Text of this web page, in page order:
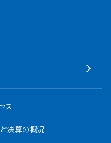
ス
決算の概況